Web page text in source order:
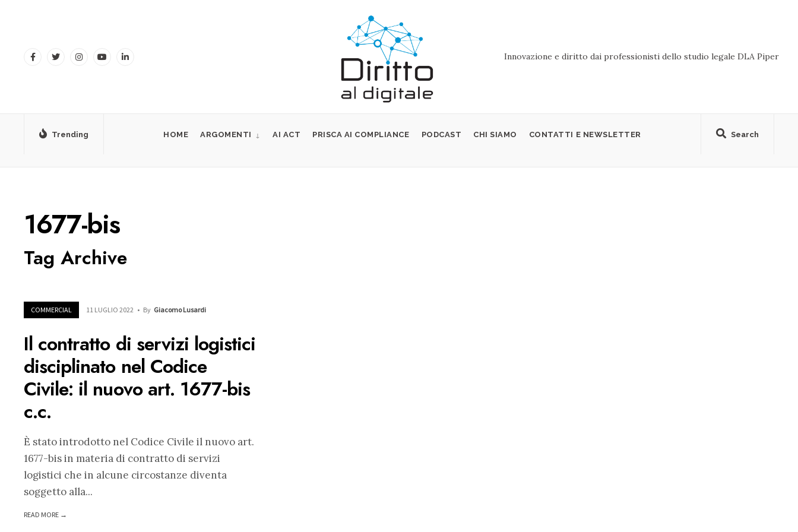
Innovazione e diritto dai professionisti dello studio legale DLA Piper
Trending Search
HOME ARGOMENTI AI ACT PRISCA AI COMPLIANCE PODCAST CHI SIAMO CONTATTI E NEWSLETTER
1677-bis
Tag Archive
COMMERCIAL 11 LUGLIO 2022 • By Giacomo Lusardi
Il contratto di servizi logistici
disciplinato nel Codice
Civile: il nuovo art. 1677-bis
c.c.
È stato introdotto nel Codice Civile il nuovo art.
1677-bis in materia di contratto di servizi
logistici che in alcune circostanze diventa
soggetto alla...
READ MORE →